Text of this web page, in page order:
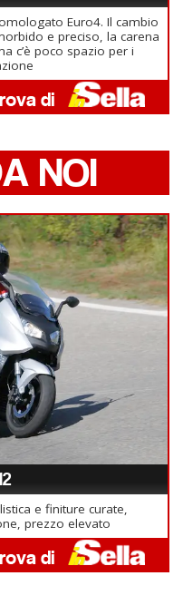
Euro4. Il cambio
e preciso, la carena
c’è poco spazio per i
NOI
e finiture curate,
prezzo elevato